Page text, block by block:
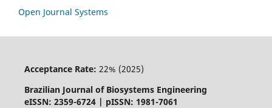
Open Journal Systems
Acceptance Rate: 22% (2025)
Brazilian Journal of Biosystems Engineering
eISSN: 2359-6724 | pISSN: 1981-7061